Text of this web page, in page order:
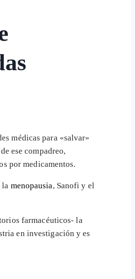
médicas para «salvar»
ese compadreo,
por medicamentos.
la menopausia, Sanofi y el
farmacéuticos- la
en investigación y es